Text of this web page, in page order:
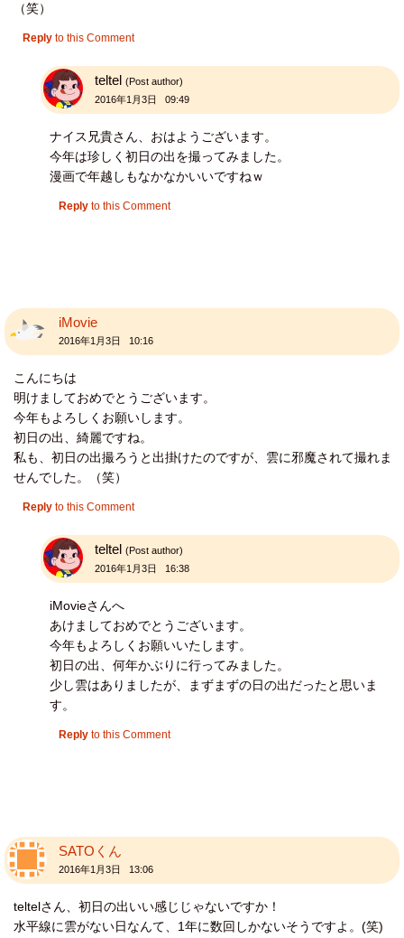
（笑）
Reply to this Comment
teltel (Post author)
2016年1月3日 09:49
ナイス兄貴さん、おはようございます。
今年は珍しく初日の出を撮ってみました。
漫画で年越しもなかなかいいですねｗ
Reply to this Comment
iMovie
2016年1月3日 10:16
こんにちは
明けましておめでとうございます。
今年もよろしくお願いします。
初日の出、綺麗ですね。
私も、初日の出撮ろうと出掛けたのですが、雲に邪魔されて撮れま
せんでした。（笑）
Reply to this Comment
teltel (Post author)
2016年1月3日 16:38
iMovieさんへ
あけましておめでとうございます。
今年もよろしくお願いいたします。
初日の出、何年かぶりに行ってみました。
少し雲はありましたが、まずまずの日の出だったと思いま
す。
Reply to this Comment
SATOくん
2016年1月3日 13:06
teltelさん、初日の出いい感じじゃないですか！
水平線に雲がない日なんて、1年に数回しかないそうですよ。(笑)